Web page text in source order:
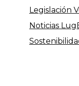
Legislación
Noticias